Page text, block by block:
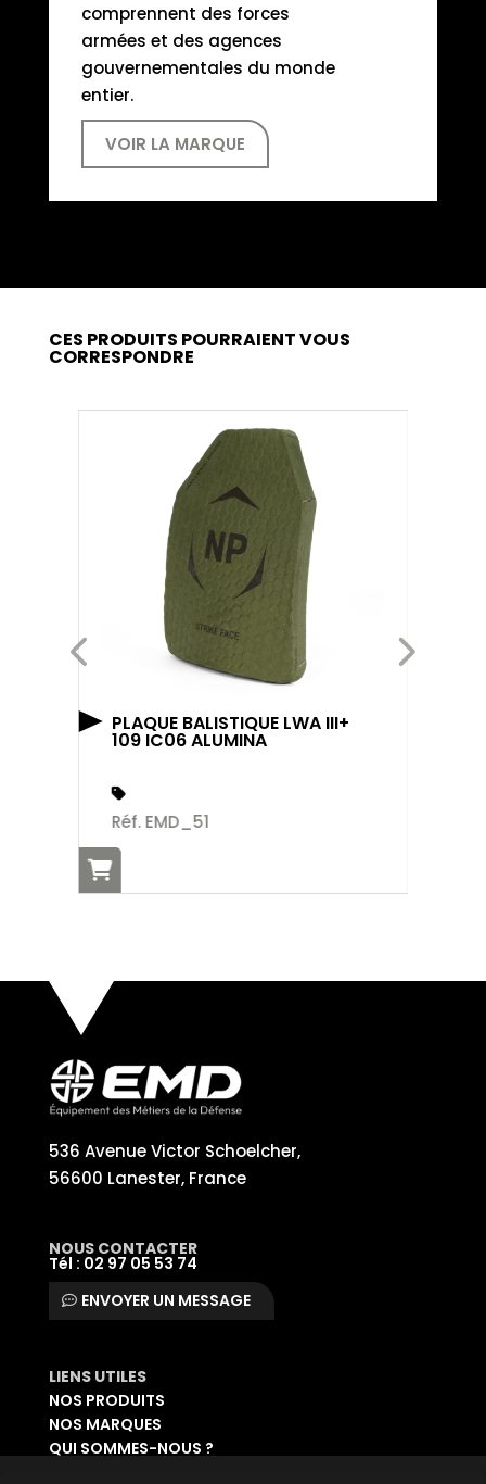
comprennent des forces
armées et des agences
gouvernementales du monde
entier.
VOIR LA MARQUE
CES PRODUITS POURRAIENT VOUS
CORRESPONDRE
PLAQUE BALISTIQUE LWA III+
109 IC06 ALUMINA
Réf. EMD_51
536 Avenue Victor Schoelcher,
56600 Lanester, France
NOUS CONTACTER
Tél : 02 97 05 53 74
ENVOYER UN MESSAGE
LIENS UTILES
NOS PRODUITS
NOS MARQUES
QUI SOMMES-NOUS ?